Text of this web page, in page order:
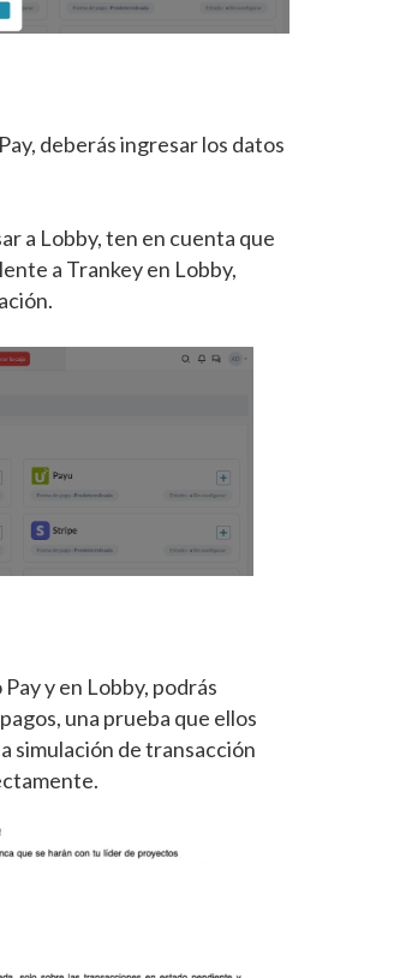
deberás ingresar los datos
a Lobby, ten en cuenta que
a Trankey en Lobby,
y en Lobby, podrás
una prueba que ellos
simulación de transacción